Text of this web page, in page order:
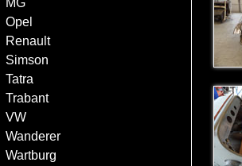
MG
Opel
Renault
Simson
Tatra
Trabant
VW
Wanderer
Wartburg